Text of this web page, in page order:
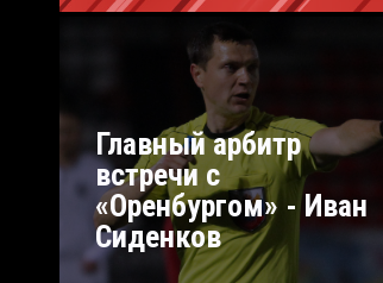
Главный арбитр
встречи с
«Оренбургом» - Иван
Сиденков